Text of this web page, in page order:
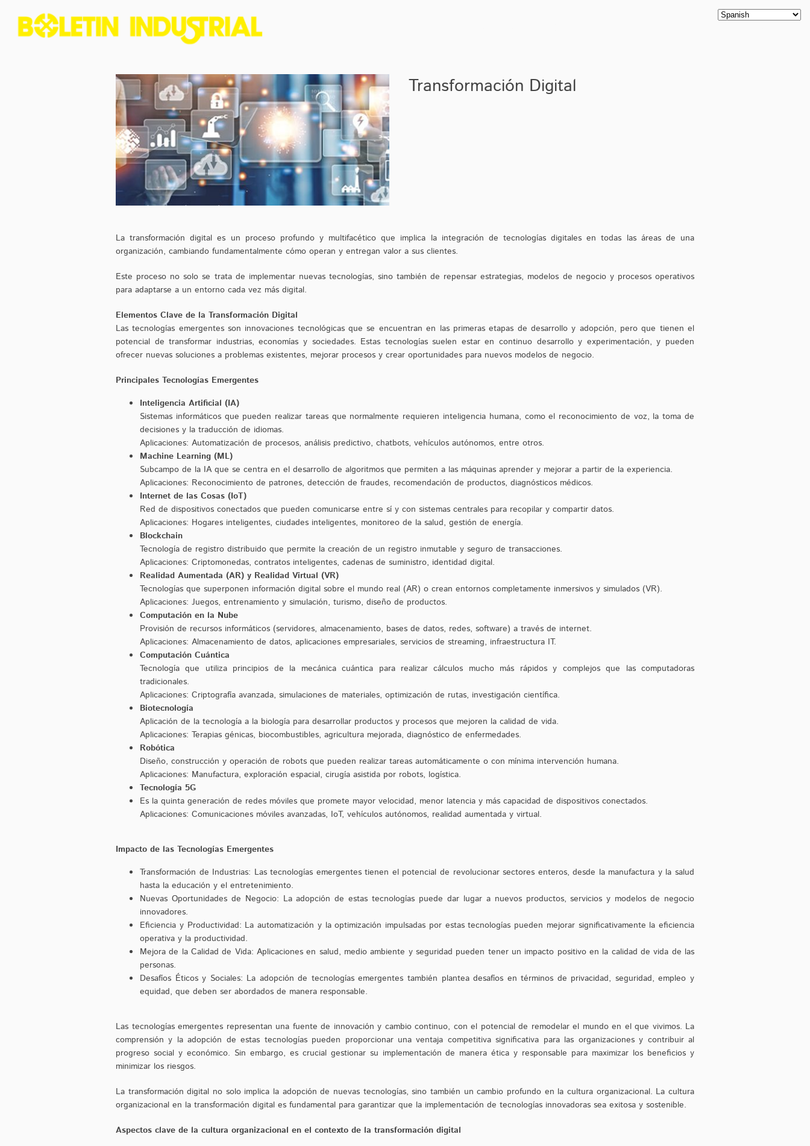
Transformación Digital
La transformación digital es un proceso profundo y multifacético que implica la integración de tecnologías digitales en todas las áreas de una
organización, cambiando fundamentalmente cómo operan y entregan valor a sus clientes.
Este proceso no solo se trata de implementar nuevas tecnologías, sino también de repensar estrategias, modelos de negocio y procesos operativos
para adaptarse a un entorno cada vez más digital.
Elementos Clave de la Transformación Digital
Las tecnologías emergentes son innovaciones tecnológicas que se encuentran en las primeras etapas de desarrollo y adopción, pero que tienen el
potencial de transformar industrias, economías y sociedades. Estas tecnologías suelen estar en continuo desarrollo y experimentación, y pueden
ofrecer nuevas soluciones a problemas existentes, mejorar procesos y crear oportunidades para nuevos modelos de negocio.
Principales Tecnologías Emergentes
Inteligencia Artificial (IA)
Sistemas informáticos que pueden realizar tareas que normalmente requieren inteligencia humana, como el reconocimiento de voz, la toma de
decisiones y la traducción de idiomas.
Aplicaciones: Automatización de procesos, análisis predictivo, chatbots, vehículos autónomos, entre otros.
Machine Learning (ML)
Subcampo de la IA que se centra en el desarrollo de algoritmos que permiten a las máquinas aprender y mejorar a partir de la experiencia.
Aplicaciones: Reconocimiento de patrones, detección de fraudes, recomendación de productos, diagnósticos médicos.
Internet de las Cosas (IoT)
Red de dispositivos conectados que pueden comunicarse entre sí y con sistemas centrales para recopilar y compartir datos.
Aplicaciones: Hogares inteligentes, ciudades inteligentes, monitoreo de la salud, gestión de energía.
Blockchain
Tecnología de registro distribuido que permite la creación de un registro inmutable y seguro de transacciones.
Aplicaciones: Criptomonedas, contratos inteligentes, cadenas de suministro, identidad digital.
Realidad Aumentada (AR) y Realidad Virtual (VR)
Tecnologías que superponen información digital sobre el mundo real (AR) o crean entornos completamente inmersivos y simulados (VR).
Aplicaciones: Juegos, entrenamiento y simulación, turismo, diseño de productos.
Computación en la Nube
Provisión de recursos informáticos (servidores, almacenamiento, bases de datos, redes, software) a través de internet.
Aplicaciones: Almacenamiento de datos, aplicaciones empresariales, servicios de streaming, infraestructura IT.
Computación Cuántica
Tecnología que utiliza principios de la mecánica cuántica para realizar cálculos mucho más rápidos y complejos que las computadoras
tradicionales.
Aplicaciones: Criptografía avanzada, simulaciones de materiales, optimización de rutas, investigación científica.
Biotecnología
Aplicación de la tecnología a la biología para desarrollar productos y procesos que mejoren la calidad de vida.
Aplicaciones: Terapias génicas, biocombustibles, agricultura mejorada, diagnóstico de enfermedades.
Robótica
Diseño, construcción y operación de robots que pueden realizar tareas automáticamente o con mínima intervención humana.
Aplicaciones: Manufactura, exploración espacial, cirugía asistida por robots, logística.
Tecnología 5G
Es la quinta generación de redes móviles que promete mayor velocidad, menor latencia y más capacidad de dispositivos conectados.
Aplicaciones: Comunicaciones móviles avanzadas, IoT, vehículos autónomos, realidad aumentada y virtual.
Impacto de las Tecnologías Emergentes
Transformación de Industrias: Las tecnologías emergentes tienen el potencial de revolucionar sectores enteros, desde la manufactura y la salud
hasta la educación y el entretenimiento.
Nuevas Oportunidades de Negocio: La adopción de estas tecnologías puede dar lugar a nuevos productos, servicios y modelos de negocio
innovadores.
Eficiencia y Productividad: La automatización y la optimización impulsadas por estas tecnologías pueden mejorar significativamente la eficiencia
operativa y la productividad.
Mejora de la Calidad de Vida: Aplicaciones en salud, medio ambiente y seguridad pueden tener un impacto positivo en la calidad de vida de las
personas.
Desafíos Éticos y Sociales: La adopción de tecnologías emergentes también plantea desafíos en términos de privacidad, seguridad, empleo y
equidad, que deben ser abordados de manera responsable.
Las tecnologías emergentes representan una fuente de innovación y cambio continuo, con el potencial de remodelar el mundo en el que vivimos. La
comprensión y la adopción de estas tecnologías pueden proporcionar una ventaja competitiva significativa para las organizaciones y contribuir al
progreso social y económico. Sin embargo, es crucial gestionar su implementación de manera ética y responsable para maximizar los beneficios y
minimizar los riesgos.
La transformación digital no solo implica la adopción de nuevas tecnologías, sino también un cambio profundo en la cultura organizacional. La cultura
organizacional en la transformación digital es fundamental para garantizar que la implementación de tecnologías innovadoras sea exitosa y sostenible.
Aspectos clave de la cultura organizacional en el contexto de la transformación digital